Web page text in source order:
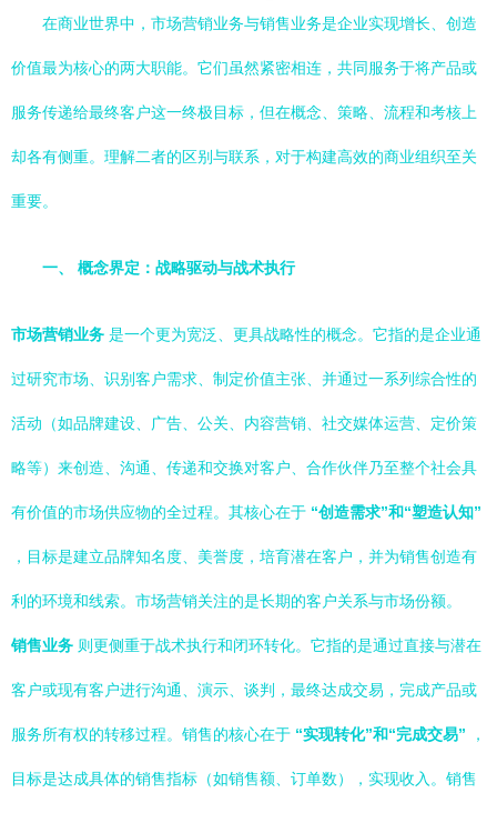
在商业世界中，市场营销业务与销售业务是企业实现增长、创造
价值最为核心的两大职能。它们虽然紧密相连，共同服务于将产品或
服务传递给最终客户这一终极目标，但在概念、策略、流程和考核上
却各有侧重。理解二者的区别与联系，对于构建高效的商业组织至关
重要。
一、 概念界定：战略驱动与战术执行
市场营销业务 是一个更为宽泛、更具战略性的概念。它指的是企业通
过研究市场、识别客户需求、制定价值主张、并通过一系列综合性的
活动（如品牌建设、广告、公关、内容营销、社交媒体运营、定价策
略等）来创造、沟通、传递和交换对客户、合作伙伴乃至整个社会具
有价值的市场供应物的全过程。其核心在于 “创造需求”和“塑造认知”
，目标是建立品牌知名度、美誉度，培育潜在客户，并为销售创造有
利的环境和线索。市场营销关注的是长期的客户关系与市场份额。
销售业务 则更侧重于战术执行和闭环转化。它指的是通过直接与潜在
客户或现有客户进行沟通、演示、谈判，最终达成交易，完成产品或
服务所有权的转移过程。销售的核心在于 “实现转化”和“完成交易” ，
目标是达成具体的销售指标（如销售额、订单数），实现收入。销售